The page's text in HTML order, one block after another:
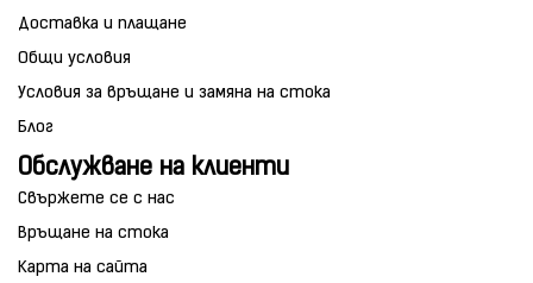
Доставка и плащане
Общи условия
Условия за връщане и замяна на стока
Блог
Обслужване на клиенти
Свържете се с нас
Връщане на стока
Карта на сайта